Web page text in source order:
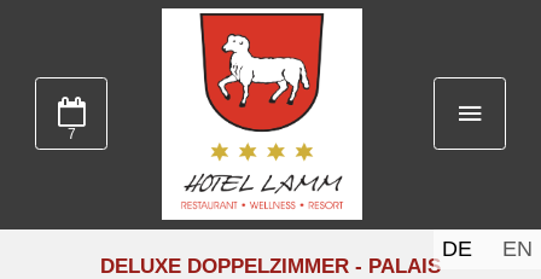
7
DE EN
DELUXE DOPPELZIMMER - PALAIS